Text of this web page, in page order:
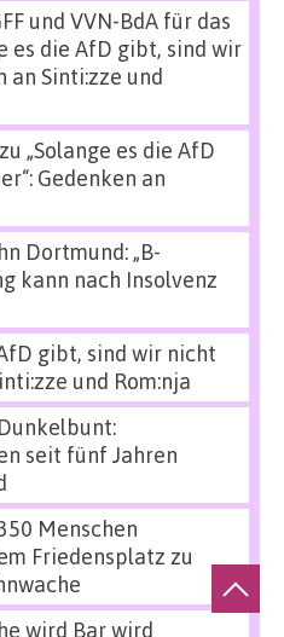
und VVN-BdA für das
es die AfD gibt, sind wir
an Sinti:zze und
zu „Solange es die AfD
Gedenken an
Dortmund: „B-
kann nach Insolvenz
gibt, sind wir nicht
und Rom:nja
seit fünf Jahren
Menschen
Friedensplatz zu
wird Bar wird